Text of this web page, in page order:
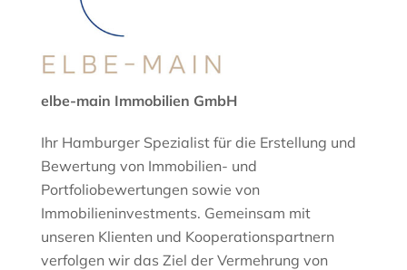
elbe-main Immobilien GmbH
Ihr Hamburger Spezialist für die Erstellung und
Bewertung von Immobilien- und
Portfoliobewertungen sowie von
Immobilieninvestments. Gemeinsam mit
unseren Klienten und Kooperationspartnern
verfolgen wir das Ziel der Vermehrung von